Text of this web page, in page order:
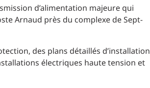
d’alimentation majeure qui
Arnaud près du complexe de Sept-
des plans détaillés d’installation
électriques haute tension et